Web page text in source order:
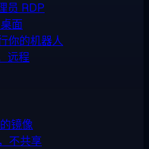
员 RDP
面
你的机器人
远程
镜像
不共享